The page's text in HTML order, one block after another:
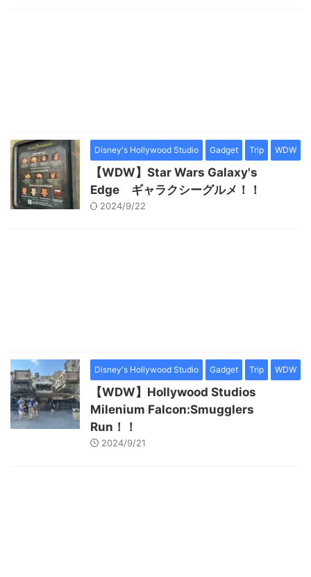
Disney's Hollywood Studio Gadget Trip WDW
【WDW】Star Wars Galaxy's
Edge ギャラクシーグルメ！！
2024/9/22
Disney's Hollywood Studio Gadget Trip WDW
【WDW】Hollywood Studios
Milenium Falcon:Smugglers
Run！！
2024/9/21